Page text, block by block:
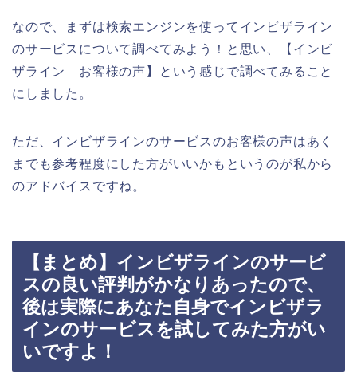
なので、まずは検索エンジンを使ってインビザライン
のサービスについて調べてみよう！と思い、【インビ
ザライン お客様の声】という感じで調べてみること
にしました。
ただ、インビザラインのサービスのお客様の声はあく
までも参考程度にした方がいいかもというのが私から
のアドバイスですね。
【まとめ】インビザラインのサービ
スの良い評判がかなりあったので、
後は実際にあなた自身でインビザラ
インのサービスを試してみた方がい
いですよ！